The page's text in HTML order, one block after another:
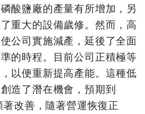
酸鹽廠的產量有所增加，另
重大的設備歲修。然而，高
公司實施減產，延後了全面
的時程。目前公司正積極等
以便重新提高產能。這種低
造了潛在機會，預期到
改善，隨著營運恢復正